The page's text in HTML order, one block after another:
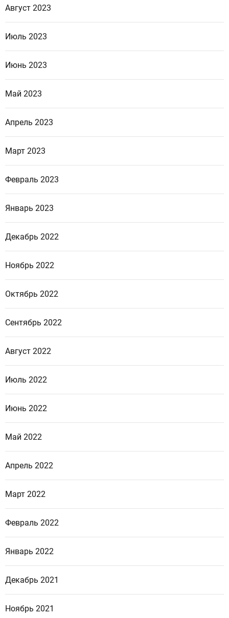
Август 2023
Июль 2023
Июнь 2023
Май 2023
Апрель 2023
Март 2023
Февраль 2023
Январь 2023
Декабрь 2022
Ноябрь 2022
Октябрь 2022
Сентябрь 2022
Август 2022
Июль 2022
Июнь 2022
Май 2022
Апрель 2022
Март 2022
Февраль 2022
Январь 2022
Декабрь 2021
Ноябрь 2021